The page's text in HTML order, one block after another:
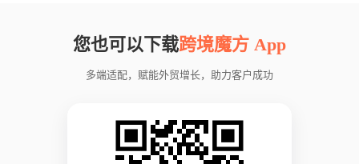
您也可以下载跨境魔方 App
多端适配，赋能外贸增长，助力客户成功